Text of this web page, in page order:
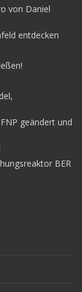
von Daniel
entdecken
geändert und
BER